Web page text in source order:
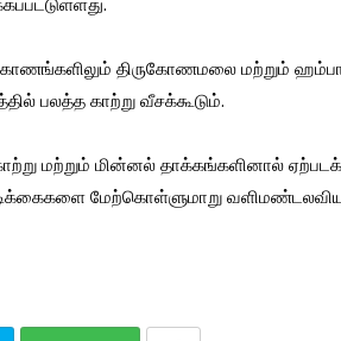
திருகோணமலை மற்றும்
பலத்த காற்று வீசக்கூடும்.
மற்றும் மின்னல் தாக்கங்களினால்
மேற்கொள்ளுமாறு